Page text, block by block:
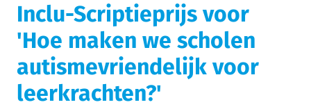
Inclu-Scriptieprijs voor
'Hoe maken we scholen
autismevriendelijk voor
leerkrachten?'